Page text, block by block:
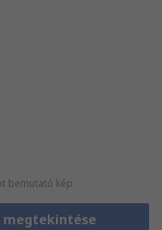
bemutató kép
megtekintése